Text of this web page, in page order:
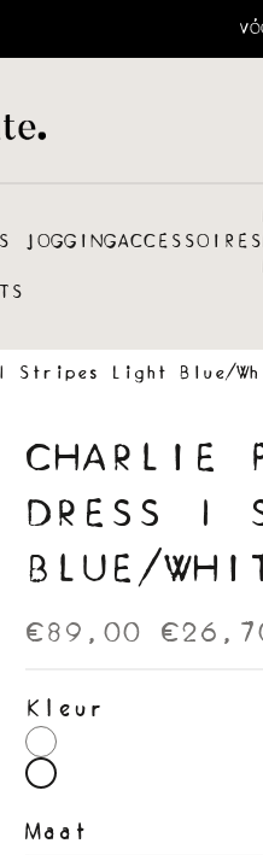
JOGGINGACCESSOIRES
Light Blue/
CHARLIE
DRESS |
BLUE/
€89,00
Kleur
Maat